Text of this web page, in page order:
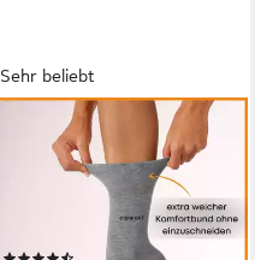
Sehr beliebt
SOCKENKAUF24
Gesundheitssocken Comfort
Socken ohne Gummibund &
ohne Naht mit Komfortbund
(10-Paar) Diabetiker Socken